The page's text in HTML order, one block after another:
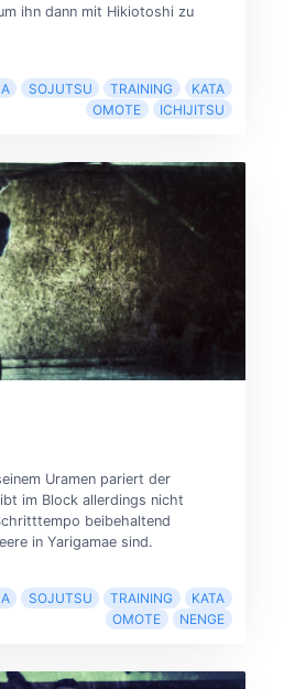
ihn dann mit Hikiotoshi zu
SOJUTSU TRAINING
KATA
OMOTE
ICHIJITSU
Uramen pariert der
im Block allerdings nicht
beibehaltend
in Yarigamae sind.
SOJUTSU TRAINING
KATA
OMOTE
NENGE